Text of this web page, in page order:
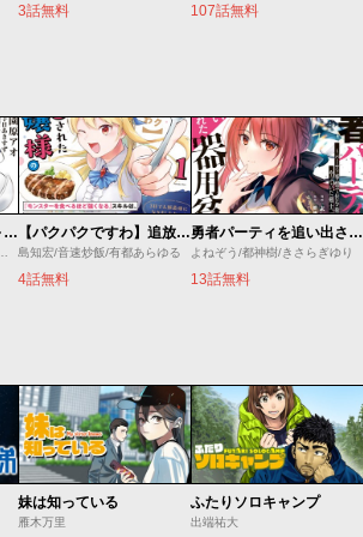
3話無料 107話無料
人外姫様、始めました～Ｆｒｅｅ Ｌｉｆｅ Ｆａｎｔａｓｙ Ｏｎｌｉｎｅ～
子日あきすず/Ｓｈｅｒｒｙ
【パクパクですわ】追放されたお嬢様の『モンスターを食べるほど強くなる』スキルは、１食で１レベルアップする前代未聞の最強スキルでした。３日で人類最強になりましたわ～！
島知宏/音速炒飯/有都あらゆる
4話無料
勇者パーティを追い出された器用貧乏 ～パーティ事情で付与術士をやっていた剣士、万能へと至る～
よねぞう/都神樹/きさらぎゆり
13話無料
妹は知っている
雁木万里
ふたりソロキャンプ
出端祐大